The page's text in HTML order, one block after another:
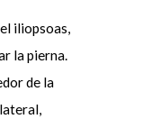
iliopsoas,
la pierna.
de la